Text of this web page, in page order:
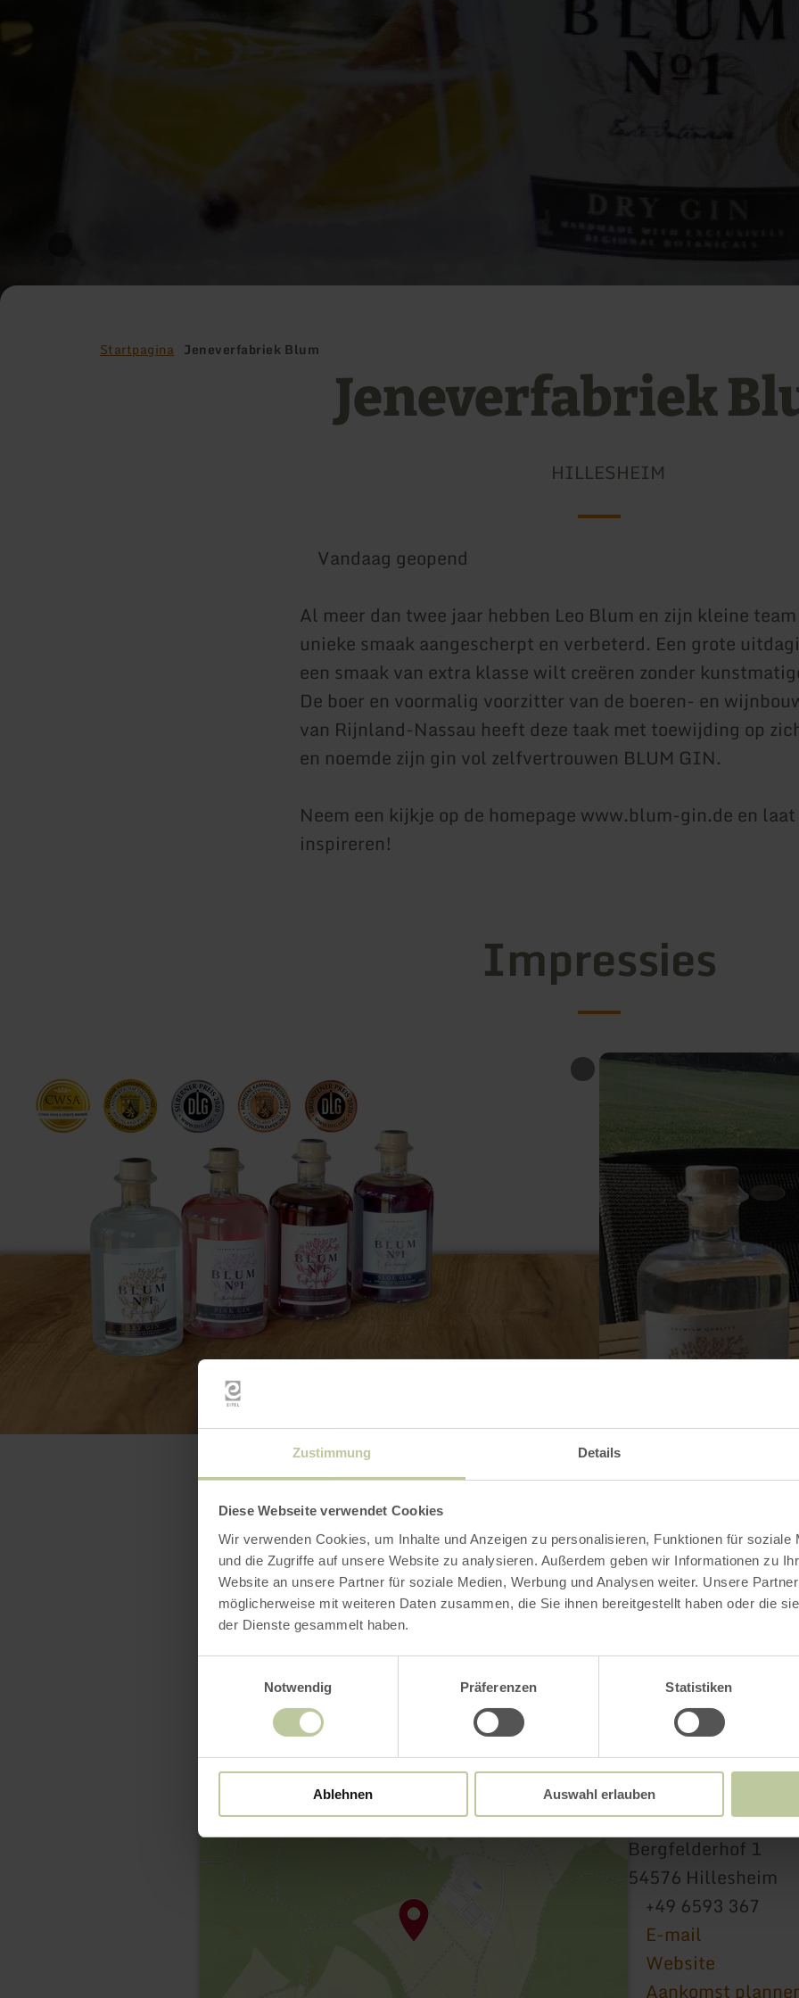
Zustimmung Details
Diese Webseite verwendet Cookies
Wir verwenden Cookies, um Inhalte und Anzeigen zu personalisieren, Funktionen für soziale
und die Zugriffe auf unsere Website zu analysieren. Außerdem geben wir Informationen zu
Website an unsere Partner für soziale Medien, Werbung und Analysen weiter. Unsere
möglicherweise mit weiteren Daten zusammen, die Sie ihnen bereitgestellt haben oder die
der Dienste gesammelt haben.
Notwendig
Präferenzen Statistiken
Ablehnen Auswahl erlauben
Startpagina Jeneverfabriek Blum
Jeneverfabriek
HILLESHEIM
Vandaag geopend
Al meer dan twee jaar hebben Leo Blum en zijn kleine
unieke smaak aangescherpt en verbeterd. Een grote
een smaak van extra klasse wilt creëren zonder
De boer en voormalig voorzitter van de boeren- en
van Rijnland-Nassau heeft deze taak met toewijding op
en noemde zijn gin vol zelfvertrouwen BLUM GIN.
Neem een kijkje op de homepage www.blum-gin.de en
inspireren!
Impressies
Contact
Gin Manufaktur
Bergfelderhof 1
54576 Hillesheim
+49 6593 367
E-mail
Website
Aankomst